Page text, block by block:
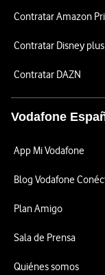
Contratar Amazon
Contratar Disney plus
Contratar DAZN
Vodafone
App Mi Vodafone
Blog Vodafone
Plan Amigo
Sala de Prensa
Quiénes somos